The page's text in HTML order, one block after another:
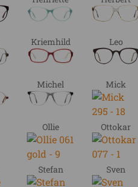
Kriemhild Leo
Michel Mick
Ollie Ottokar
Stefan Sven